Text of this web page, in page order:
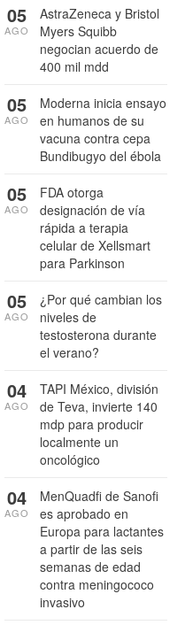
AstraZeneca y Bristol
Myers Squibb
negocian acuerdo de
400 mil mdd
05
AGO
Moderna inicia ensayo
en humanos de su
vacuna contra cepa
Bundibugyo del ébola
05
AGO
FDA otorga
designación de vía
rápida a terapia
celular de Xellsmart
para Parkinson
05
AGO
¿Por qué cambian los
niveles de
testosterona durante
el verano?
05
AGO
TAPI México, división
de Teva, invierte 140
mdp para producir
localmente un
oncológico
04
AGO
MenQuadfi de Sanofi
es aprobado en
Europa para lactantes
a partir de las seis
semanas de edad
contra meningococo
invasivo
04
AGO